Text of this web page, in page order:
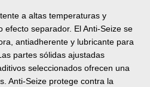
a altas temperaturas y
efecto separador. El Anti-Seize se
antiadherente y lubricante para
partes sólidas ajustadas
seleccionados ofrecen una
Anti-Seize protege contra la